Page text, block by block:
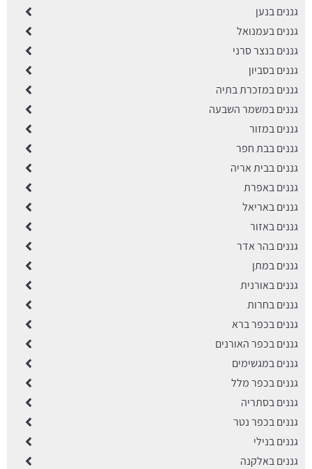
גננים בנען
גננים בעמנואל
גננים בנצר סרני
גננים בסביון
גננים במזכרת בתיה
גננים במשמר השבעה
גננים במזור
גננים בבת חפר
גננים בבית אריה
גננים באפרת
גננים באריאל
גננים באזור
גננים בהר אדר
גננים במתן
גננים באורנית
גננים בחרות
גננים בכפר ברא
גננים בכפר האורנים
גננים במגשימים
גננים בכפר מלל
גננים בסתריה
גננים בכפר נטר
גננים בנילי
גננים באלקנה